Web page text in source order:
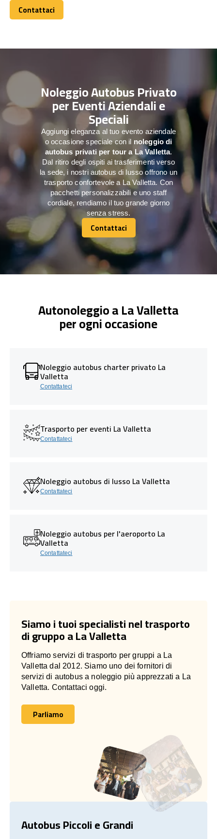
Contattaci
Contattaci
Noleggio Autobus Privato
per Eventi Aziendali e
Speciali
Aggiungi eleganza al tuo evento aziendale
o occasione speciale con il noleggio di
autobus privati per tour a La Valletta.
Dal ritiro degli ospiti ai trasferimenti verso
la sede, i nostri autobus di lusso offrono un
trasporto confortevole a La Valletta. Con
pacchetti personalizzabili e uno staff
cordiale, rendiamo il tuo grande giorno
senza stress.
Contattaci
Contattaci
Autonoleggio a La Valletta
per ogni occasione
Noleggio autobus charter privato La
Valletta
Contattateci
Trasporto per eventi La Valletta
Contattateci
Noleggio autobus di lusso La Valletta
Contattateci
Noleggio autobus per l'aeroporto La
Valletta
Contattateci
Siamo i tuoi specialisti nel trasporto
di gruppo a La Valletta
Offriamo servizi di trasporto per gruppi a La
Valletta dal 2012. Siamo uno dei fornitori di
servizi di autobus a noleggio più apprezzati a La
Valletta. Contattaci oggi.
Parliamo
Parliamo
Autobus Piccoli e Grandi